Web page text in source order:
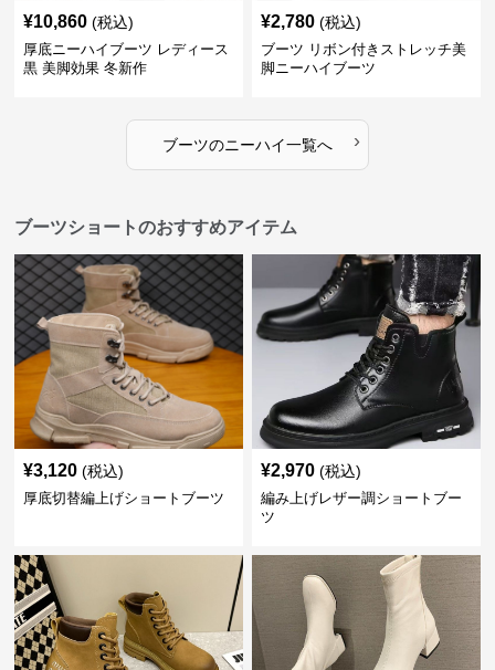
¥10,860 (税込)
厚底ニーハイブーツ レディース
黒 美脚効果 冬新作
¥2,780 (税込)
ブーツ リボン付きストレッチ美
脚ニーハイブーツ
ブーツのニーハイ一覧へ ›
ブーツショートのおすすめアイテム
¥3,120 (税込)
厚底切替編上げショートブーツ
¥2,970 (税込)
編み上げレザー調ショートブー
ツ